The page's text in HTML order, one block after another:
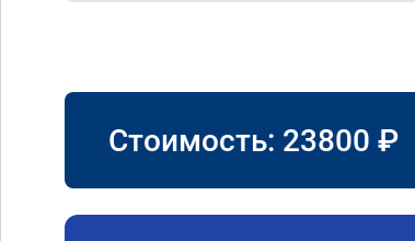
Стоимость: 23800 ₽